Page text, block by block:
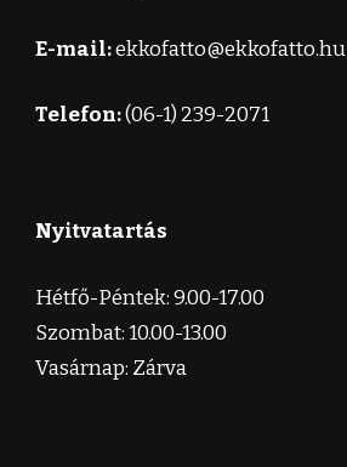
E-mail:ekkofatto@ekkofatto.hu
Telefon:(06-1) 239-2071
Nyitvatartás
Hétfő-Péntek: 9.00-17.00
Szombat: 10.00-13.00
Vasárnap: Zárva